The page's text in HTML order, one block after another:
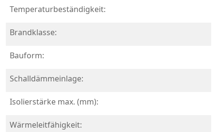
Temperaturbeständigkeit:
Brandklasse:
Bauform:
Schalldämmeinlage:
Isolierstärke max. (mm):
Wärmeleitfähigkeit: